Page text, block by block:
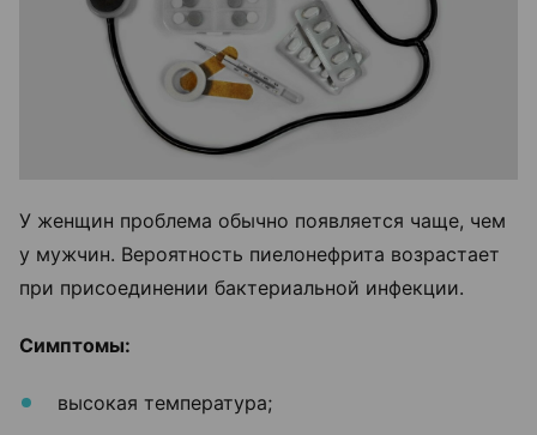
У женщин проблема обычно появляется чаще, чем
у мужчин. Вероятность пиелонефрита возрастает
при присоединении бактериальной инфекции.
Симптомы:
высокая температура;